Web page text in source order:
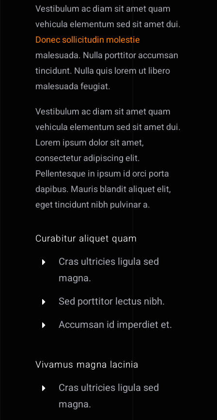
Vestibulum ac diam sit amet quam
vehicula elementum sed sit amet dui.
Donec sollicitudin molestie
malesuada. Nulla porttitor accumsan
tincidunt. Nulla quis lorem ut libero
malesuada feugiat.
Vestibulum ac diam sit amet quam
vehicula elementum sed sit amet dui.
Lorem ipsum dolor sit amet,
consectetur adipiscing elit.
Pellentesque in ipsum id orci porta
dapibus. Mauris blandit aliquet elit,
eget tincidunt nibh pulvinar a.
Curabitur aliquet quam
Cras ultricies ligula sed
magna.
Sed porttitor lectus nibh.
Accumsan id imperdiet et.
Vivamus magna lacinia
Cras ultricies ligula sed
magna.